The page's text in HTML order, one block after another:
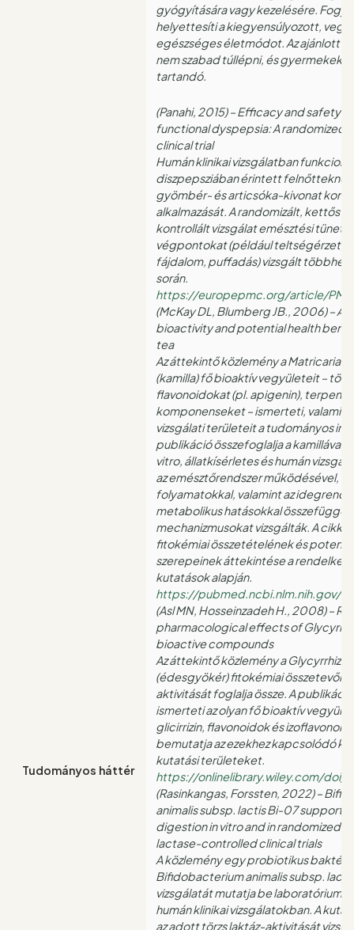
Tudományos háttér
gyógyítására vagy kezelésére.
helyettesíti a kiegyensúlyozott,
egészséges életmódot. Az ajánlott
nem szabad túllépni, és
tartandó.
(Panahi, 2015) – Efficacy and safety
functional dyspepsia: A
clinical trial
Humán klinikai vizsgálatban
diszpepsziában érintett felnőtteknél
gyömbér- és articsóka-kivonat
alkalmazását. A randomizált, kettős
kontrollált vizsgálat emésztési
végpontokat (például teltségérzet,
fájdalom, puffadás) vizsgált
során.
https://europepmc.org/article/
(McKay DL, Blumberg JB., 2006) – A
bioactivity and potential health
tea
Az áttekintő közlemény a Matricaria
(kamilla) fő bioaktív vegyületeit –
flavonoidokat (pl. apigenin),
komponenseket – ismerteti,
vizsgálati területeit a tudományos
publikáció összefoglalja a kamillával
vitro, állatkísérletes és humán
az emésztőrendszer működésével, a
folyamatokkal, valamint az
metabolikus hatásokkal összefüggő
mechanizmusokat vizsgálták. A cikk
fitokémiai összetételének és
szerepeinek áttekintése a
kutatások alapján.
https://pubmed.ncbi.nlm.nih.gov/
(Asl MN, Hosseinzadeh H., 2008) –
pharmacological effects of
bioactive compounds
Az áttekintő közlemény a Glycyrrhiza
(édesgyökér) fitokémiai összetevőit
aktivitását foglalja össze. A
ismerteti az olyan fő bioaktív
glicirrizin, flavonoidok és
bemutatja az ezekhez kapcsolódó
kutatási területeket.
https://onlinelibrary.wiley.com/doi/
(Rasinkangas, Forssten, 2022) –
animalis subsp. lactis Bi-07 supports
digestion in vitro and in randomized,
lactase-controlled clinical trials
A közlemény egy probiotikus
Bifidobacterium animalis subsp.
vizsgálatát mutatja be laboratóriumi
humán klinikai vizsgálatokban. A
az adott törzs laktáz-aktivitását